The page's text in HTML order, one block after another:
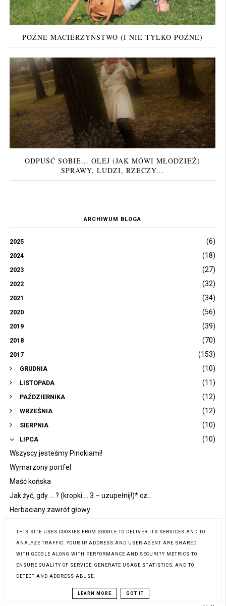
PÓŹNE MACIERZYŃSTWO (I NIE TYLKO PÓŹNE)
ODPUŚĆ SOBIE... OLEJ (JAK MÓWI MŁODZIEŻ)
SPRAWY, LUDZI, RZECZY...
ARCHIWUM BLOGA
2025 (6)
2024 (18)
2023 (27)
2022 (32)
2021 (34)
2020 (56)
2019 (39)
2018 (70)
2017 (153)
GRUDNIA (10)
LISTOPADA (11)
PAŹDZIERNIKA (12)
WRZEŚNIA (12)
SIERPNIA (10)
LIPCA
(10)
Wszyscy jesteśmy Pinokiami!
Wymarzony portfel
Maść końska
Jak żyć, gdy ... ? (kropki ... 3 – uzupełnij!)* cz...
Herbaciany zawrót głowy
Tanie perfumy, które pachną jak te najdroższe?
Uelastyczniające preparaty do twarzy
Dopóki jestem... cz. 2.(30) zbioru 60 drobiazgów* ...
THIS SITE USES COOKIES FROM GOOGLE TO DELIVER ITS SERVICES AND TO
ANALYZE TRAFFIC. YOUR IP ADDRESS AND USER-AGENT ARE SHARED
WITH GOOGLE ALONG WITH PERFORMANCE AND SECURITY METRICS TO
ENSURE QUALITY OF SERVICE, GENERATE USAGE STATISTICS, AND TO
DETECT AND ADDRESS ABUSE.
LEARN MORE GOT IT